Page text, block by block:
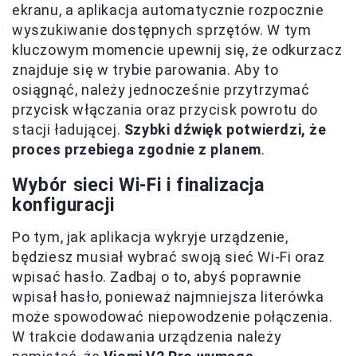
ekranu, a aplikacja automatycznie rozpocznie
wyszukiwanie dostępnych sprzętów. W tym
kluczowym momencie upewnij się, że odkurzacz
znajduje się w trybie parowania. Aby to
osiągnąć, należy jednocześnie przytrzymać
przycisk włączania oraz przycisk powrotu do
stacji ładującej. Szybki dźwięk potwierdzi, że
proces przebiega zgodnie z planem.
Wybór sieci Wi-Fi i finalizacja
konfiguracji
Po tym, jak aplikacja wykryje urządzenie,
będziesz musiał wybrać swoją sieć Wi-Fi oraz
wpisać hasło. Zadbaj o to, abyś poprawnie
wpisał hasło, ponieważ najmniejsza literówka
może spowodować niepowodzenie połączenia.
W trakcie dodawania urządzenia należy